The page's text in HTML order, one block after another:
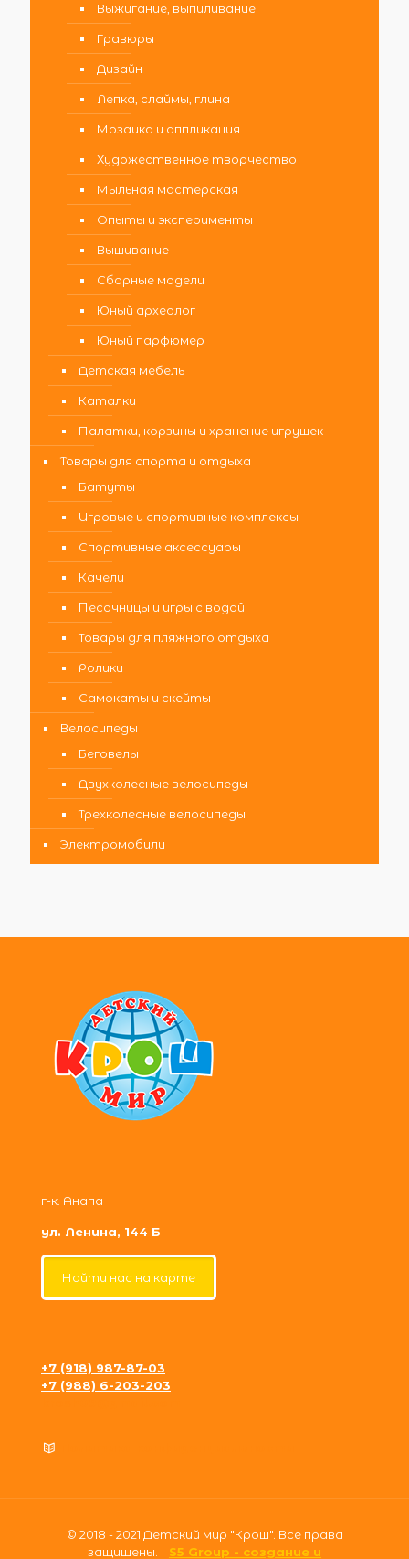
Выжигание, выпиливание
Гравюры
Дизайн
Лепка, слаймы, глина
Мозаика и аппликация
Художественное творчество
Мыльная мастерская
Опыты и эксперименты
Вышивание
Сборные модели
Юный археолог
Юный парфюмер
Детская мебель
Каталки
Палатки, корзины и хранение игрушек
Товары для спорта и отдыха
Батуты
Игровые и спортивные комплексы
Спортивные аксессуары
Качели
Песочницы и игры с водой
Товары для пляжного отдыха
Ролики
Самокаты и скейты
Велосипеды
Беговелы
Двухколесные велосипеды
Трехколесные велосипеды
Электромобили
г-к. Анапа
ул. Ленина, 144 Б
Найти нас на карте
+7 (918) 987-87-03
+7 (988) 6-203-203
© 2018 - 2021 Детский мир "Крош". Все права
защищены. S5 Group - создание и